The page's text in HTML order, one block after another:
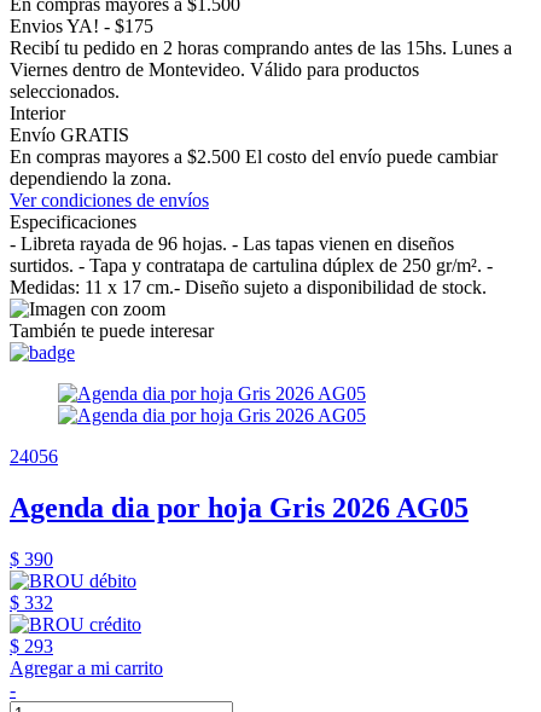
Envios YA! - $175
Recibí tu pedido en 2 horas comprando antes de las 15hs. Lunes a
Viernes dentro de Montevideo. Válido para productos
seleccionados.
Interior
Envío GRATIS
En compras mayores a $2.500 El costo del envío puede cambiar
dependiendo la zona.
Ver condiciones de envíos
Especificaciones
- Libreta rayada de 96 hojas. - Las tapas vienen en diseños
surtidos. - Tapa y contratapa de cartulina dúplex de 250 gr/m². -
Medidas: 11 x 17 cm.- Diseño sujeto a disponibilidad de stock.
También te puede interesar
24056
Agenda dia por hoja Gris 2026 AG05
$ 390
$ 332
$ 293
Agregar a mi carrito
-